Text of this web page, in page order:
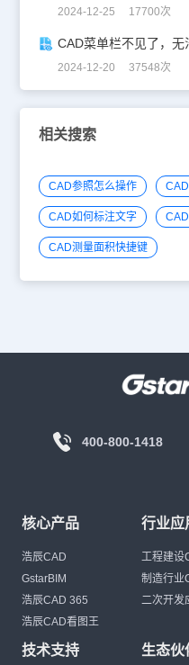
2024-12-25 17700次
CAD菜单栏不见了，无
2024-12-20 37548次
相关搜索
CAD参照怎么操作
CAD如何标注文字
CAD测量面积快捷键
400-800-1418
核心产品
浩辰CAD
GstarBIM
浩辰CAD 365
浩辰CAD看图王
行业应
工程建设
制造行业
二次开发
技术支持 生态伙